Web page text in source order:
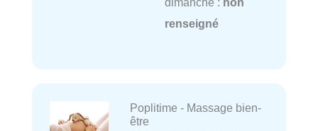
renseigné
Poplitime - Massage bien-
être